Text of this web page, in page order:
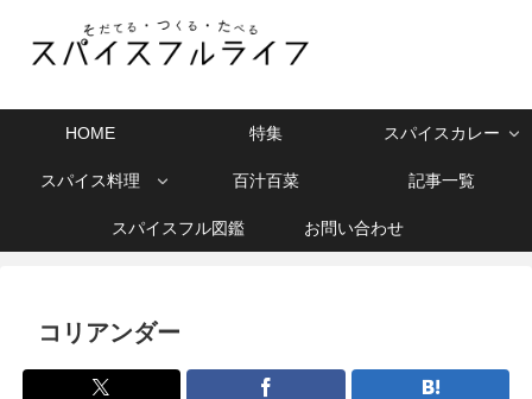
HOME 特集 スパイスカレー
スパイス料理 百汁百菜 記事一覧
スパイスフル図鑑 お問い合わせ
コリアンダー